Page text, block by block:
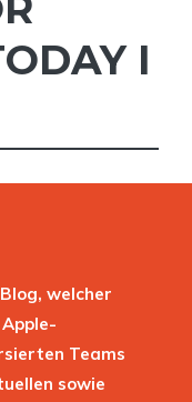
I
welcher
Teams
sowie